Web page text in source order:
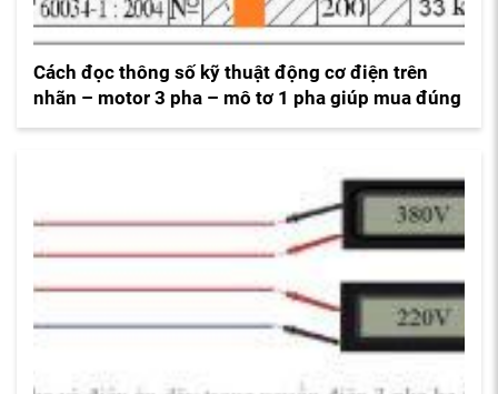
Cách đọc thông số kỹ thuật động cơ điện trên
nhãn – motor 3 pha – mô tơ 1 pha giúp mua đúng